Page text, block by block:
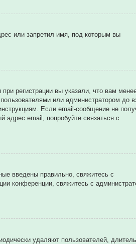
или запретил имя, под которым вы
регистрации вы указали, что вам
или администратором до
Если email-сообщение не
email, попробуйте связаться с
введены правильно, свяжитесь с
конференции, свяжитесь с
удаляют пользователей,